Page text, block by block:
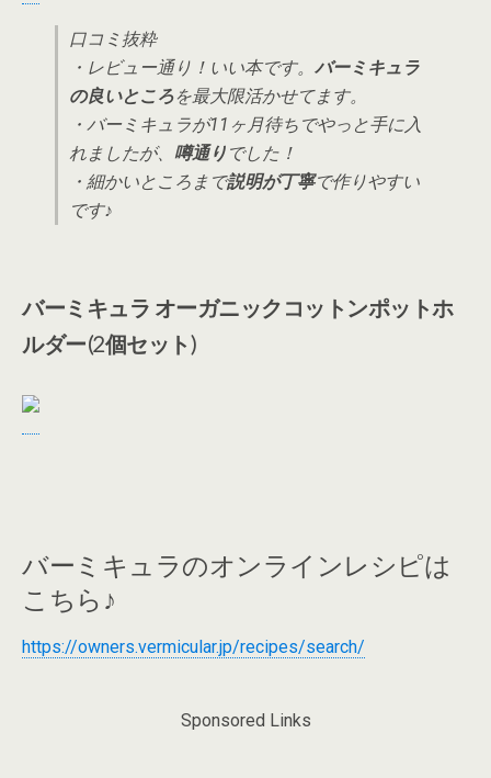
口コミ抜粋
・レビュー通り！いい本です。 バーミキュラ
の良いところを最大限活かせてます。
・バーミキュラが11ヶ月待ちでやっと手に入
れましたが、 噂通り でした！
・細かいところまで説明が丁寧で作りやすい
です♪
バーミキュラ オーガニックコットンポットホ
ルダー(2個セット)
バーミキュラのオンラインレシピは
こちら♪
https://owners.vermicular.jp/recipes/search/
Sponsored Links